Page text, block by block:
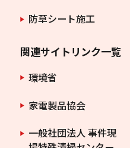
防草シート施工
関連サイトリンク一覧
環境省
家電製品協会
一般社団法人 事件現